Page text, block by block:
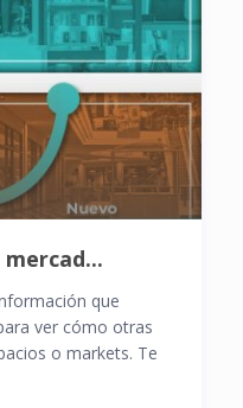
que
ver cómo otras
o markets. Te